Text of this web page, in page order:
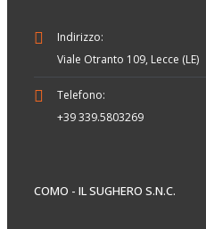
Indirizzo:
Viale Otranto 109, Lecce (LE)
Telefono:
+39 339.5803269
COMO - IL SUGHERO S.N.C.